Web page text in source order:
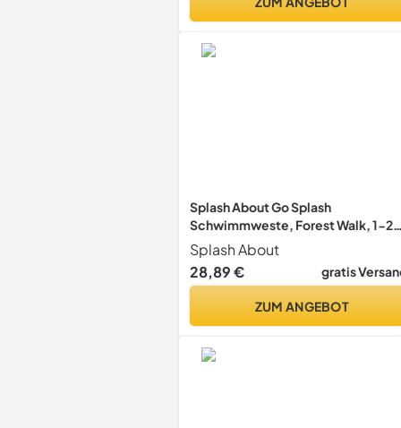
Splash About Go Splash
Schwimmweste, Forest Walk, 1-2
Jahre
Splash About
28,89 €
gratis
ZUM ANGEBOT